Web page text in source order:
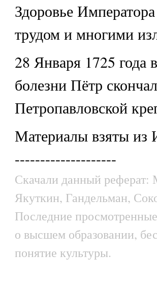
Здоровье
трудом и многими
28 Января 1725 года
болезни Пётр
Петропавловской
Материалы взяты из
--------------------
Скачали данный реферат:
Якуткин, Гандельман,
Последние
о высшем образовании,
понятие культуры.